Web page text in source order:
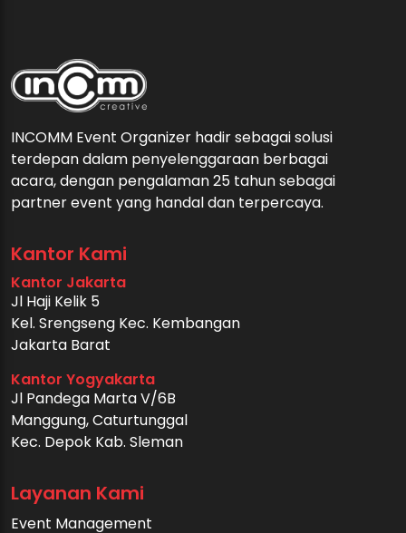
INCOMM Event Organizer hadir sebagai solusi
terdepan dalam penyelenggaraan berbagai
acara, dengan pengalaman 25 tahun sebagai
partner event yang handal dan terpercaya.
Kantor Kami
Kantor Jakarta
Jl Haji Kelik 5
Kel. Srengseng Kec. Kembangan
Jakarta Barat
Kantor Yogyakarta
Jl Pandega Marta V/6B
Manggung, Caturtunggal
Kec. Depok Kab. Sleman
Layanan Kami
Event Management